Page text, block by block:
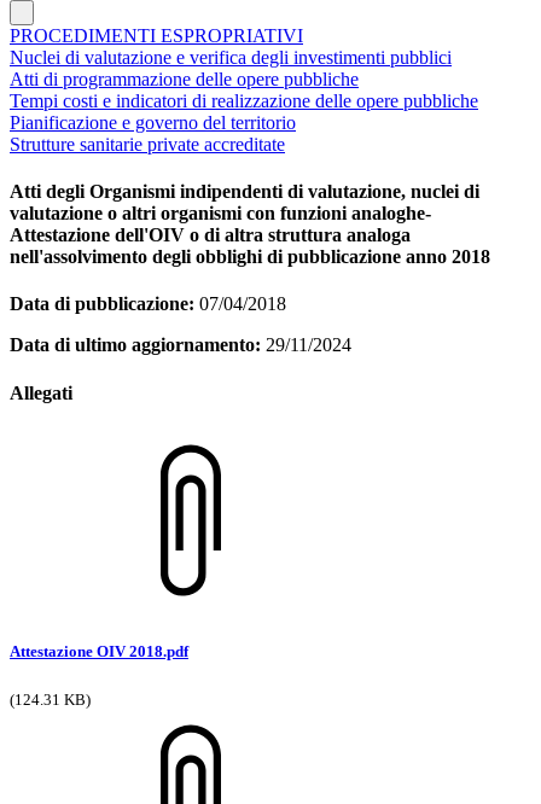
PROCEDIMENTI ESPROPRIATIVI
Nuclei di valutazione e verifica degli investimenti pubblici
Atti di programmazione delle opere pubbliche
Tempi costi e indicatori di realizzazione delle opere pubbliche
Pianificazione e governo del territorio
Strutture sanitarie private accreditate
Atti degli Organismi indipendenti di valutazione, nuclei di
valutazione o altri organismi con funzioni analoghe-
Attestazione dell'OIV o di altra struttura analoga
nell'assolvimento degli obblighi di pubblicazione anno 2018
Data di pubblicazione: 07/04/2018
Data di ultimo aggiornamento: 29/11/2024
Allegati
Attestazione OIV 2018.pdf
(124.31 KB)